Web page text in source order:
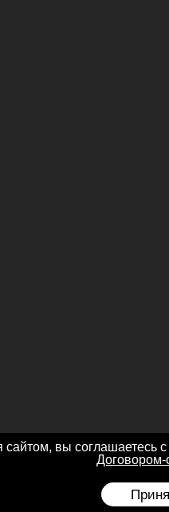
сайтом, вы соглашаетесь